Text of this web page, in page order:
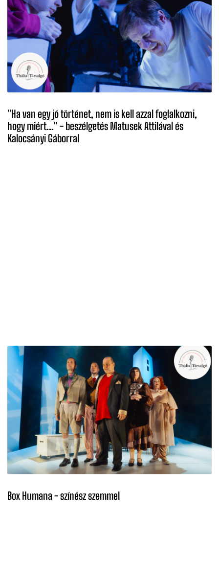
''Ha van egy jó történet, nem is kell azzal foglalkozni,
hogy miért...'' - beszélgetés Matusek Attilával és
Kalocsányi Gáborral
Box Humana - színész szemmel